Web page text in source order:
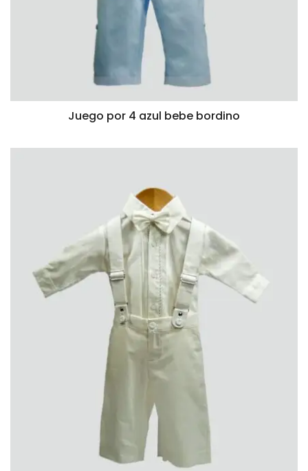
VISTA RÁPIDA
Juego por 4 azul bebe bordino